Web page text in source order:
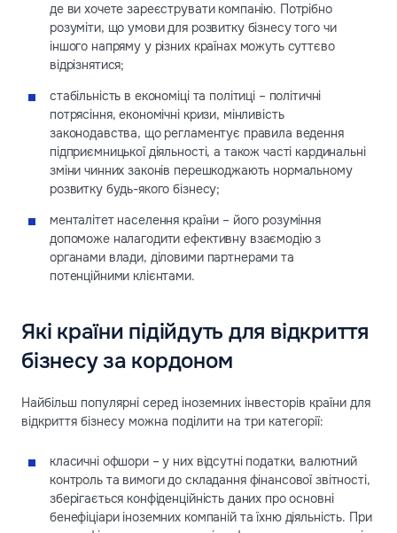
де ви хочете зареєструвати компанію. Потрібно
розуміти, що умови для розвитку бізнесу того чи
іншого напряму у різних країнах можуть суттєво
відрізнятися;
стабільність в економіці та політиці – політичні
потрясіння, економічні кризи, мінливість
законодавства, що регламентує правила ведення
підприємницької діяльності, а також часті кардинальні
зміни чинних законів перешкоджають нормальному
розвитку будь-якого бізнесу;
менталітет населення країни – його розуміння
допоможе налагодити ефективну взаємодію з
органами влади, діловими партнерами та
потенційними клієнтами.
Які країни підійдуть для відкриття
бізнесу за кордоном
Найбільш популярні серед іноземних інвесторів країни для
відкриття бізнесу можна поділити на три категорії:
класичні офшори – у них відсутні податки, валютний
контроль та вимоги до складання фінансової звітності,
зберігається конфіденційність даних про основні
бенефіціари іноземних компаній та їхню діяльність. При